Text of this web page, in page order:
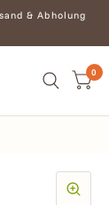
& Abholung
0